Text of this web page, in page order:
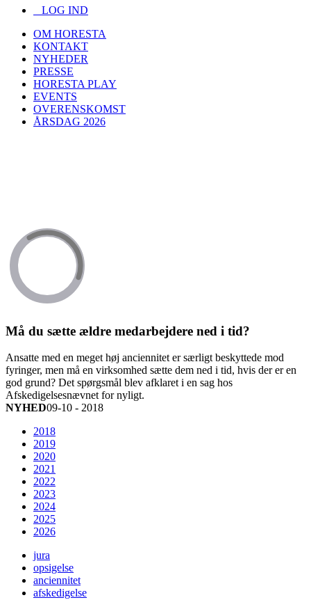
LOG IND
OM HORESTA
KONTAKT
NYHEDER
PRESSE
HORESTA PLAY
EVENTS
OVERENSKOMST
ÅRSDAG 2026
Må du sætte ældre medarbejdere ned i tid?
Ansatte med en meget høj anciennitet er særligt beskyttede mod
fyringer, men må en virksomhed sætte dem ned i tid, hvis der er en
god grund? Det spørgsmål blev afklaret i en sag hos
Afskedigelsesnævnet for nyligt.
NYHED09-10 - 2018
2018
2019
2020
2021
2022
2023
2024
2025
2026
jura
opsigelse
anciennitet
afskedigelse